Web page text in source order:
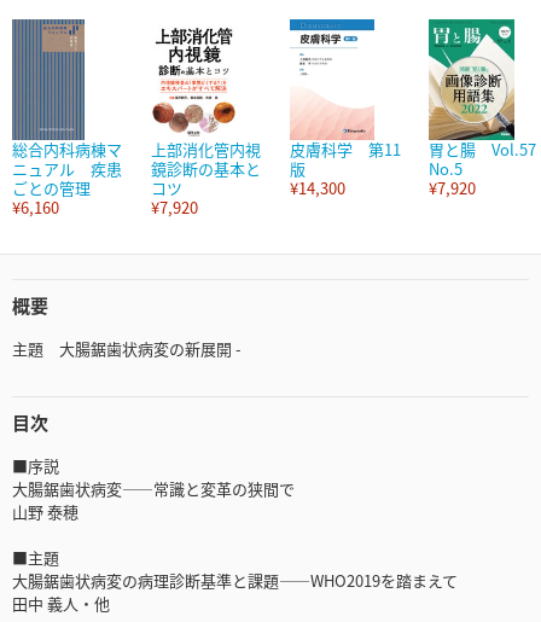
総合内科病棟マ
ニュアル 疾患
ごとの管理
¥6,160
上部消化管内視
鏡診断の基本と
コツ
¥7,920
皮膚科学 第11
版
¥14,300
胃と腸 Vol.57
No.5
¥7,920
概要
主題 大腸鋸歯状病変の新展開 -
目次
■序説
大腸鋸歯状病変――常識と変革の狭間で
山野 泰穂
■主題
大腸鋸歯状病変の病理診断基準と課題――WHO2019を踏まえて
田中 義人・他